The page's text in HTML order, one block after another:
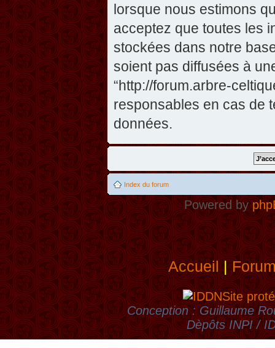
lorsque nous estimons
acceptez que toutes les
stockées dans notre
soient pas diffusées à
“http://forum.arbre-
responsables en cas de
données.
Index du forum
Powered by
Accueil|
Site
Conception : Guillaume
Dèpôts INPI /